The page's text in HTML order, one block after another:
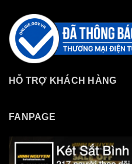
HỖ TRỢ KHÁCH HÀNG
FANPAGE